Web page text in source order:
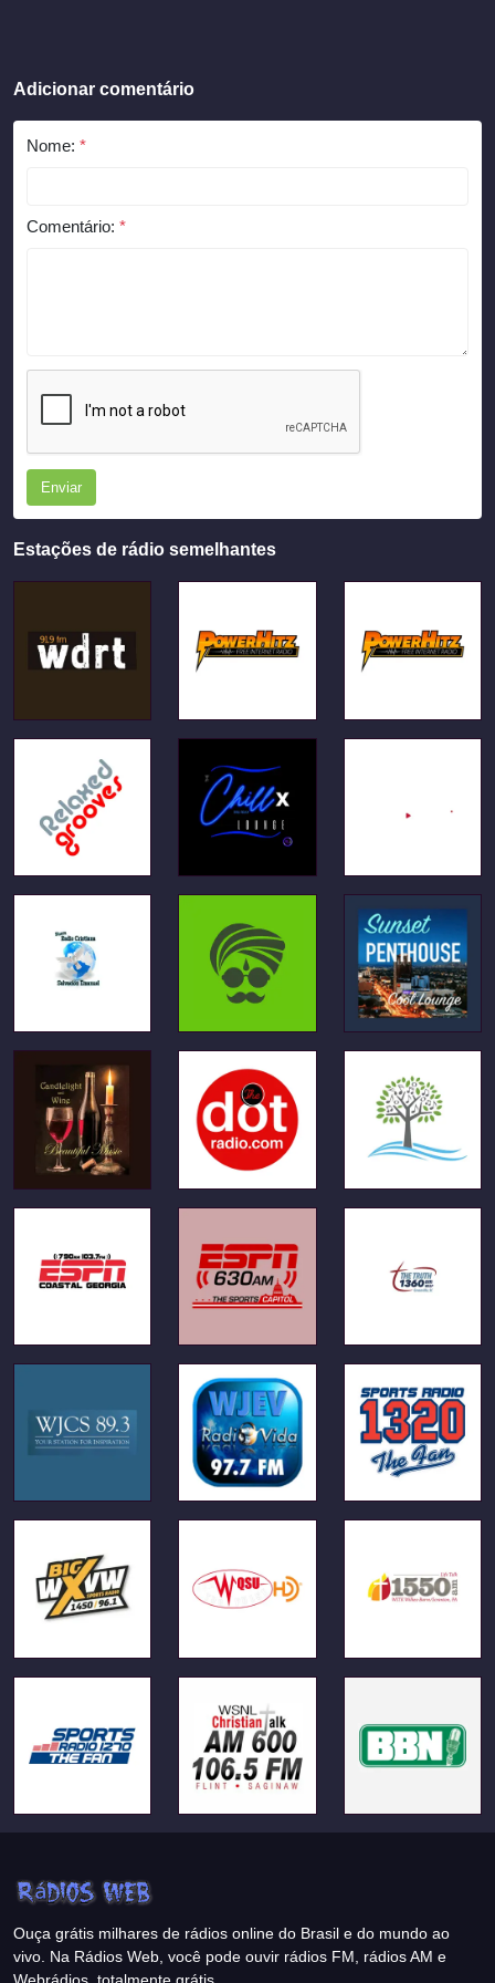
Adicionar comentário
Nome: *
Comentário: *
Enviar
Estações de rádio semelhantes
Ouça grátis milhares de rádios online do Brasil e do mundo ao
vivo. Na Rádios Web, você pode ouvir rádios FM, rádios AM e